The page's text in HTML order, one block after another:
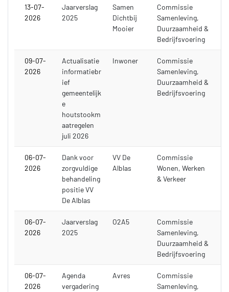
13-07-
2026
Jaarverslag
2025
Samen
Dichtbij
Mooier
Commissie
Samenleving,
Duurzaamheid &
Bedrijfsvoering
09-07-
2026
Actualisatie
informatiebr
ief
gemeentelijk
e
houtstookm
aatregelen
juli 2026
Inwoner
Commissie
Samenleving,
Duurzaamheid &
Bedrijfsvoering
06-07-
2026
Dank voor
zorgvuldige
behandeling
positie VV
De Alblas
VV De
Alblas
Commissie
Wonen, Werken
& Verkeer
06-07-
2026
Jaarverslag
2025
O2A5
Commissie
Samenleving,
Duurzaamheid &
Bedrijfsvoering
06-07-
2026
Agenda
vergadering
Avres
Commissie
Samenleving,